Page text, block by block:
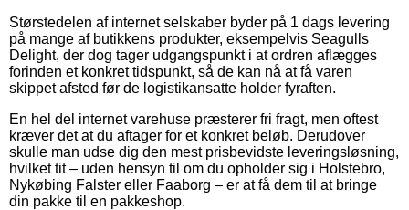
Størstedelen af internet selskaber byder på 1 dags levering
på mange af butikkens produkter, eksempelvis Seagulls
Delight, der dog tager udgangspunkt i at ordren aflægges
forinden et konkret tidspunkt, så de kan nå at få varen
skippet afsted før de logistikansatte holder fyraften.
En hel del internet varehuse præsterer fri fragt, men oftest
kræver det at du aftager for et konkret beløb. Derudover
skulle man udse dig den mest prisbevidste leveringsløsning,
hvilket tit – uden hensyn til om du opholder sig i Holstebro,
Nykøbing Falster eller Faaborg – er at få dem til at bringe
din pakke til en pakkeshop.